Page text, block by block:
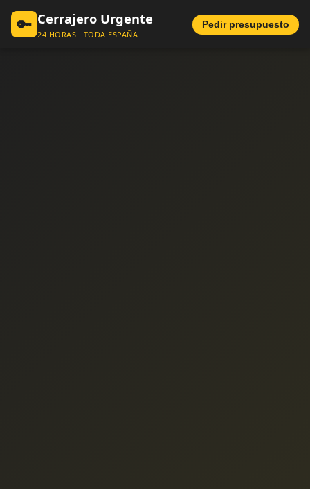
🔑 Cerrajero Urgente
24 HORAS · TODA ESPAÑA
Pedir presupuesto